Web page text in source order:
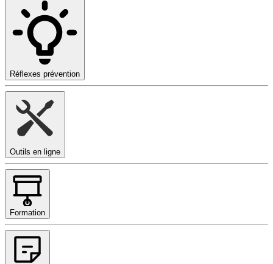
Réflexes prévention
Outils en ligne
Formation